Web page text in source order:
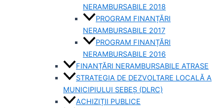
NERAMBURSABILE 2018
PROGRAM FINANȚĂRI
NERAMBURSABILE 2017
PROGRAM FINANȚĂRI
NERAMBURSABILE 2016
FINANȚĂRI NERAMBURSABILE ATRASE
STRATEGIA DE DEZVOLTARE LOCALĂ A
MUNICIPIULUI SEBEȘ (DLRC)
ACHIZIȚII PUBLICE